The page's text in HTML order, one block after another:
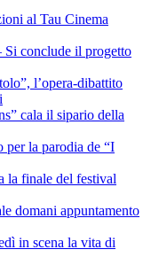
al Tau Cinema
conclude il progetto
l’opera-dibattito
cala il sipario della
la parodia de “I
finale del festival
domani appuntamento
in scena la vita di